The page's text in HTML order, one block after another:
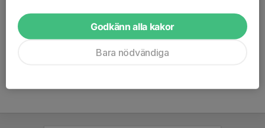
dexro.se/fiskestadarna
Godkänn alla kakor
Bara nödvändiga